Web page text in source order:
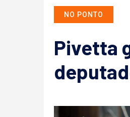
NO PONTO
Pivetta